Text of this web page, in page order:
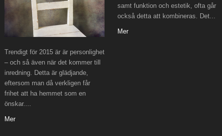
Trendigt för 2015 är är personlighet
– och så även när det kommer till
inredning. Detta är glädjande,
eftersom man då verkligen får
frihet att ha hemmet som en
önskar....
Mer
samt funktion och estetik, ofta går
också detta att kombineras. Det...
Mer